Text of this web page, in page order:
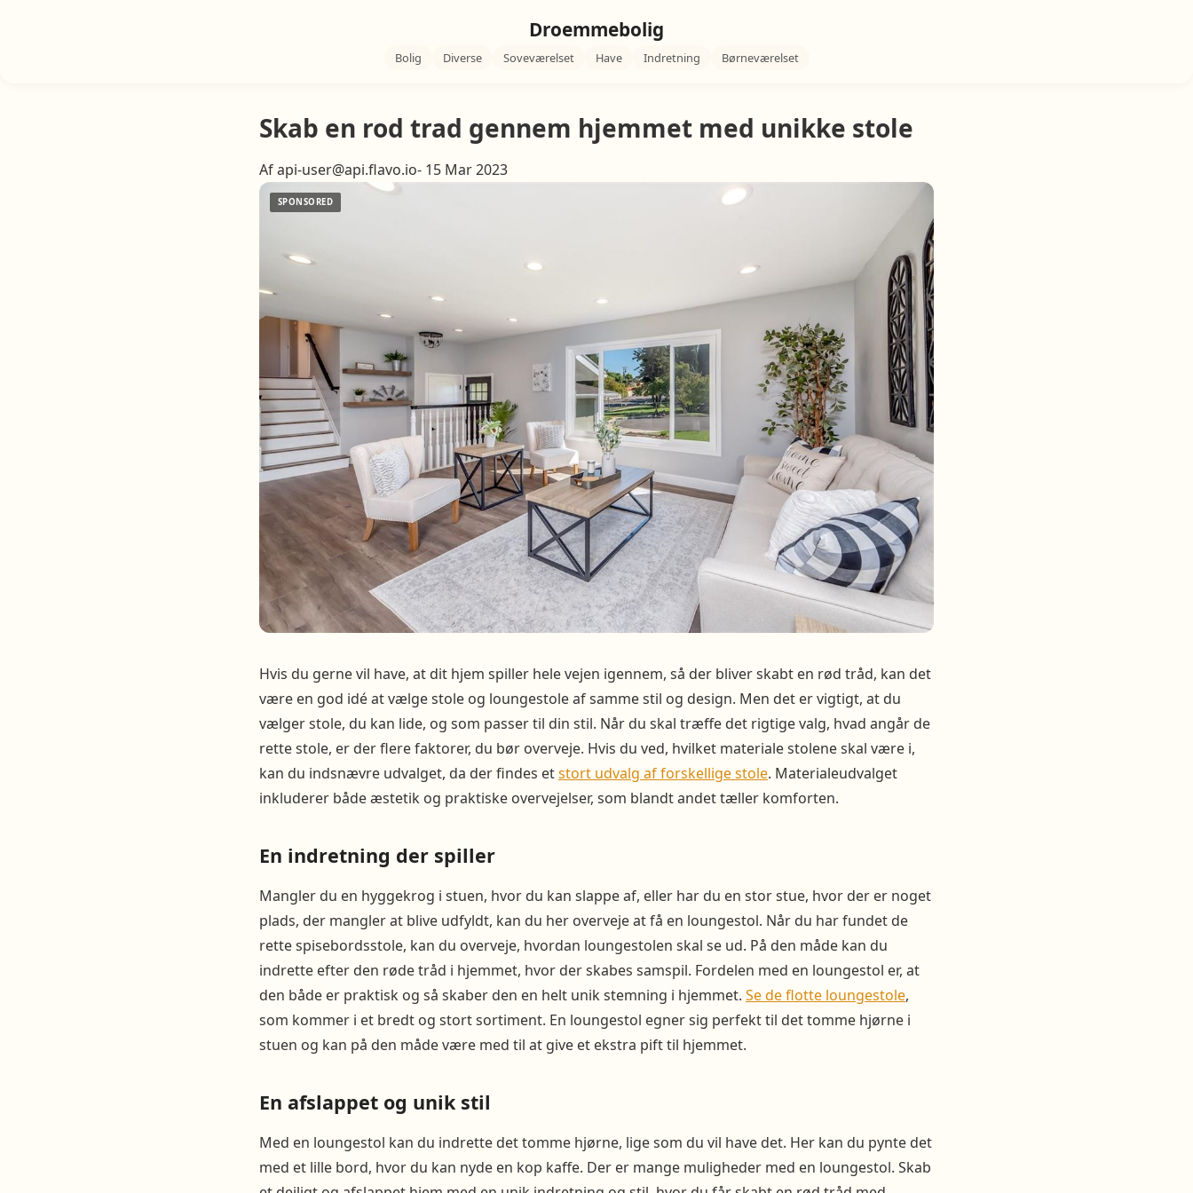
Droemmebolig
Bolig Diverse Soveværelset Have Indretning Børneværelset
Skab en rod trad gennem hjemmet med unikke stole
Af api-user@api.flavo.io- 15 Mar 2023
Hvis du gerne vil have, at dit hjem spiller hele vejen igennem, så der bliver skabt en rød tråd, kan det
være en god idé at vælge stole og loungestole af samme stil og design. Men det er vigtigt, at du
vælger stole, du kan lide, og som passer til din stil. Når du skal træffe det rigtige valg, hvad angår de
rette stole, er der flere faktorer, du bør overveje. Hvis du ved, hvilket materiale stolene skal være i,
kan du indsnævre udvalget, da der findes etstort udvalg af forskellige stole. Materialeudvalget
inkluderer både æstetik og praktiske overvejelser, som blandt andet tæller komforten.
En indretning der spiller
Mangler du en hyggekrog i stuen, hvor du kan slappe af, eller har du en stor stue, hvor der er noget
plads, der mangler at blive udfyldt, kan du her overveje at få en loungestol. Når du har fundet de
rette spisebordsstole, kan du overveje, hvordan loungestolen skal se ud. På den måde kan du
indrette efter den røde tråd i hjemmet, hvor der skabes samspil. Fordelen med en loungestol er, at
den både er praktisk og så skaber den en helt unik stemning i hjemmet. Se de flotte loungestole,
som kommer i et bredt og stort sortiment. En loungestol egner sig perfekt til det tomme hjørne i
stuen og kan på den måde være med til at give et ekstra pift til hjemmet.
En afslappet og unik stil
Med en loungestol kan du indrette det tomme hjørne, lige som du vil have det. Her kan du pynte det
med et lille bord, hvor du kan nyde en kop kaffe. Der er mange muligheder med en loungestol. Skab